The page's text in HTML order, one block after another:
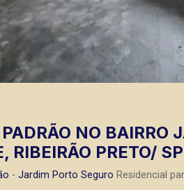
NO BAIRRO
RIBEIRÃO PRETO/
- Jardim Porto Seguro Residencial